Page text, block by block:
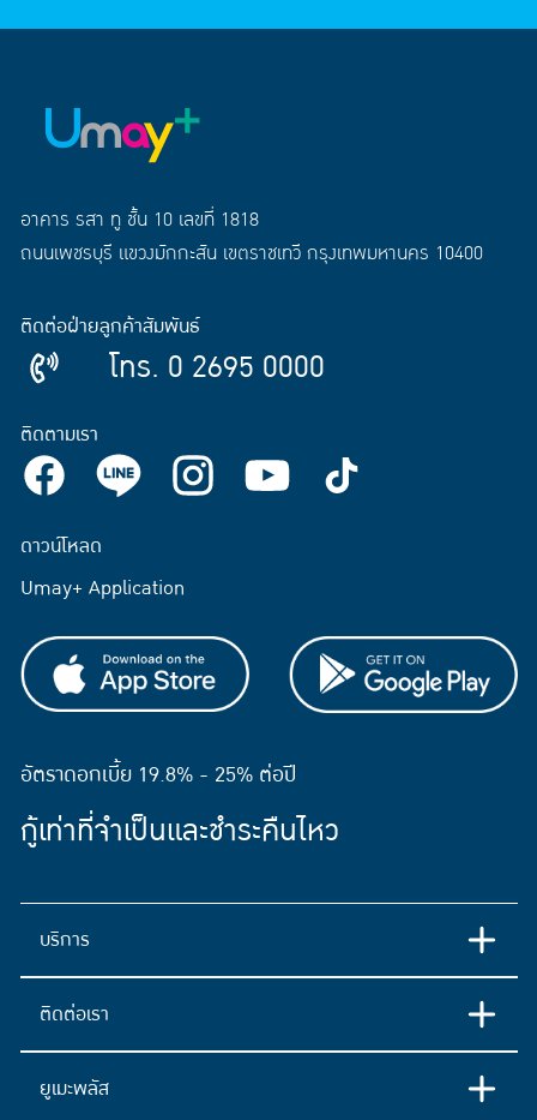
อาคาร รสา ทู ชั้น 10 เลขที่ 1818
ถนนเพชรบุรี แขวงมักกะสัน เขตราชเทวี กรุงเทพมหานคร 10400
ติดต่อฝ่ายลูกค้าสัมพันธ์
โทร. 0 2695 0000
ติดตามเรา
ดาวน์โหลด
Umay+ Application
อัตราดอกเบี้ย 19.8% - 25% ต่อปี
กู้เท่าที่จำเป็นและชำระคืนไหว
บริการ
ติดต่อเรา
ยูเมะพลัส